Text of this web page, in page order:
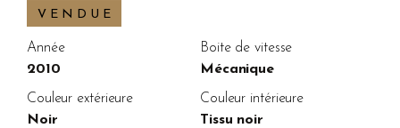
VENDUE
Année
2010
Boite de vitesse
Mécanique
Couleur extérieure
Noir
Couleur intérieure
Tissu noir